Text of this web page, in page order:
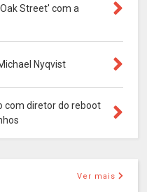
Street' com a
Nyqvist
com diretor do reboot
Ver mais